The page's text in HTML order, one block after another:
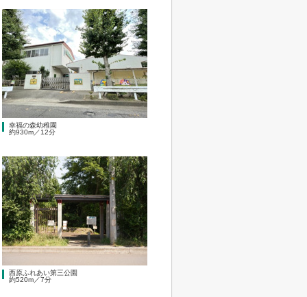
幸福の森幼稚園
約930m／12分
西原ふれあい第三公園
約520m／7分